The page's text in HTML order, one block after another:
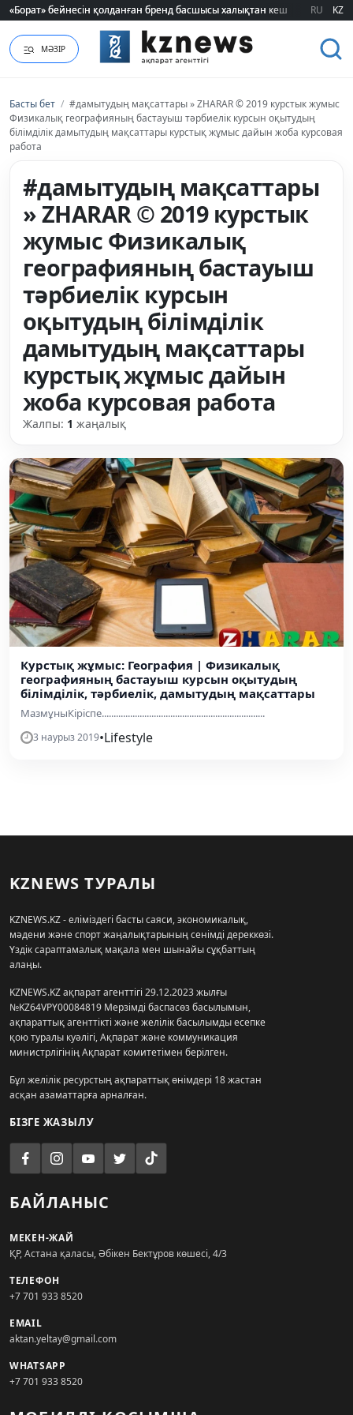
«Борат» бейнесін қолданған бренд басшысы халықтан кешірім сұрады
«Борат» бейнесін қолданған бренд басшысы халықтан кешірім сұрады
RU KZ
МӘЗІР
Басты бет / #дамытудың мақсаттары » ZHARAR © 2019 курстык жумыс
Физикалық географияның бастауыш тәрбиелік курсын оқытудың
білімділік дамытудың мақсаттары курстық жұмыс дайын жоба курсовая
работа
#дамытудың мақсаттары
» ZHARAR © 2019 курстык
жумыс Физикалық
географияның бастауыш
тәрбиелік курсын
оқытудың білімділік
дамытудың мақсаттары
курстық жұмыс дайын
жоба курсовая работа
Жалпы: 1 жаңалық
Курстық жұмыс: География | Физикалық
географияның бастауыш курсын оқытудың
білімділік, тәрбиелік, дамытудың мақсаттары
МазмұныКіріспе.....................................................................
3 наурыз 2019•Lifestyle
KZNEWS ТУРАЛЫ
KZNEWS.KZ - еліміздегі басты саяси, экономикалық,
мәдени және спорт жаңалықтарының сенімді дереккөзі.
Үздік сараптамалық мақала мен шынайы сұқбаттың
алаңы.
KZNEWS.KZ ақпарат агенттігі 29.12.2023 жылғы
№KZ64VPY00084819 Мерзімді баспасөз басылымын,
ақпараттық агенттікті және желілік басылымды есепке
қою туралы куәлігі, Ақпарат және коммуникация
министрлігінің Ақпарат комитетімен берілген.
Бұл желілік ресурстың ақпараттық өнімдері 18 жастан
асқан азаматтарға арналған.
БІЗГЕ ЖАЗЫЛУ
БАЙЛАНЫС
МЕКЕН-ЖАЙ
ҚР, Астана қаласы, Әбікен Бектұров көшесі, 4/3
ТЕЛЕФОН
+7 701 933 8520
EMAIL
aktan.yeltay@gmail.com
WHATSAPP
+7 701 933 8520